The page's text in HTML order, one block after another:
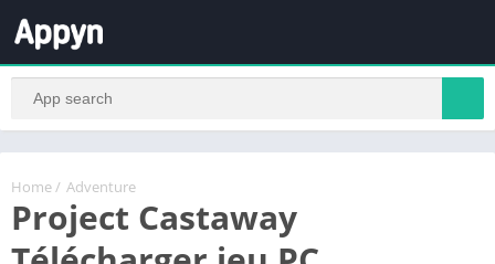
Home / Adventure
Project Castaway